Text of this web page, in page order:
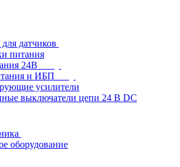
датчиков
питания
24В
и ИБП
усилители
выключатели цепи 24 В DC
оборудование